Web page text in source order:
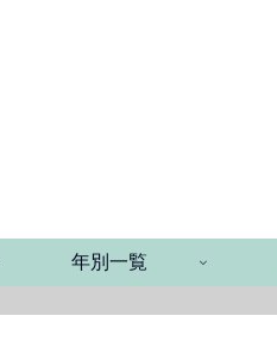
年別一覧